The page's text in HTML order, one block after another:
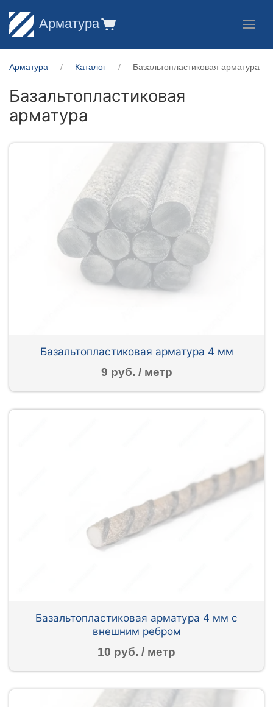
Арматура
Арматура Каталог Базальтопластиковая арматура
Базальтопластиковая
арматура
Базальтопластиковая арматура 4 мм
9 руб. / метр
Базальтопластиковая арматура 4 мм с
внешним ребром
10 руб. / метр